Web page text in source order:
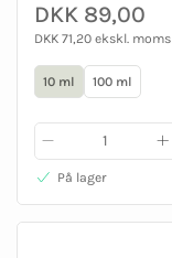
DKK 89,00
DKK 71,20 ekskl. moms
10 ml 100 ml
På lager